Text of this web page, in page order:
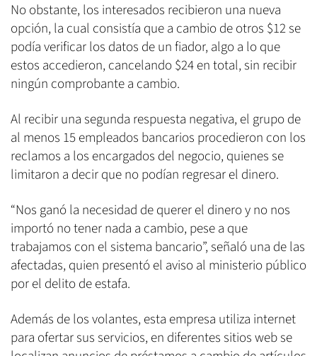
No obstante, los interesados recibieron una nueva
opción, la cual consistía que a cambio de otros $12 se
podía verificar los datos de un fiador, algo a lo que
estos accedieron, cancelando $24 en total, sin recibir
ningún comprobante a cambio.
Al recibir una segunda respuesta negativa, el grupo de
al menos 15 empleados bancarios procedieron con los
reclamos a los encargados del negocio, quienes se
limitaron a decir que no podían regresar el dinero.
“Nos ganó la necesidad de querer el dinero y no nos
importó no tener nada a cambio, pese a que
trabajamos con el sistema bancario”, señaló una de las
afectadas, quien presentó el aviso al ministerio público
por el delito de estafa.
Además de los volantes, esta empresa utiliza internet
para ofertar sus servicios, en diferentes sitios web se